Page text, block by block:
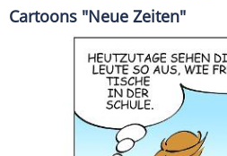
Cartoons "Neue Zeiten"